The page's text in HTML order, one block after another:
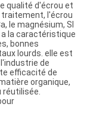
qualité d'écrou et
traitement, l'écrou
le magnésium, SI
la caractéristique
bonnes
lourds. elle est
de
efficacité de
organique,
réutilisée.